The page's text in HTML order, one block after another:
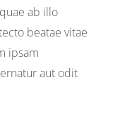
ab illo
beatae vitae
ipsam
aut odit